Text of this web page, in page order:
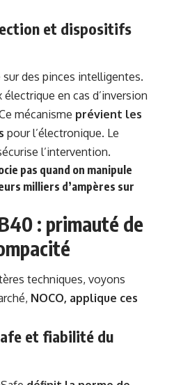
et dispositifs
des pinces intelligentes.
en cas d’inversion
mécanisme prévient les
pour l’électronique. Le
l’intervention.
pas quand on manipule
milliers d’ampères sur
: primauté de
techniques, voyons
NOCO, applique ces
et fiabilité du